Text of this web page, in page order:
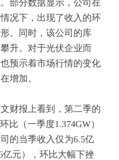
部分数据显示，公司在
况下，出现了收入的环
。同时，该公司的库
升。对于光伏企业而
预示着市场行情的变化
增加。
财报上看到，第二季的
比（一季度1.374GW）
的当季收入仅为6.5亿
亿元），环比大幅下挫